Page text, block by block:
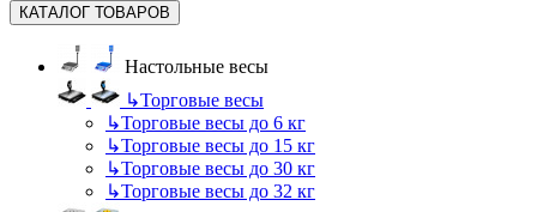
КАТАЛОГ ТОВАРОВ
Настольные весы
↳Торговые весы
↳Торговые весы до 6 кг
↳Торговые весы до 15 кг
↳Торговые весы до 30 кг
↳Торговые весы до 32 кг